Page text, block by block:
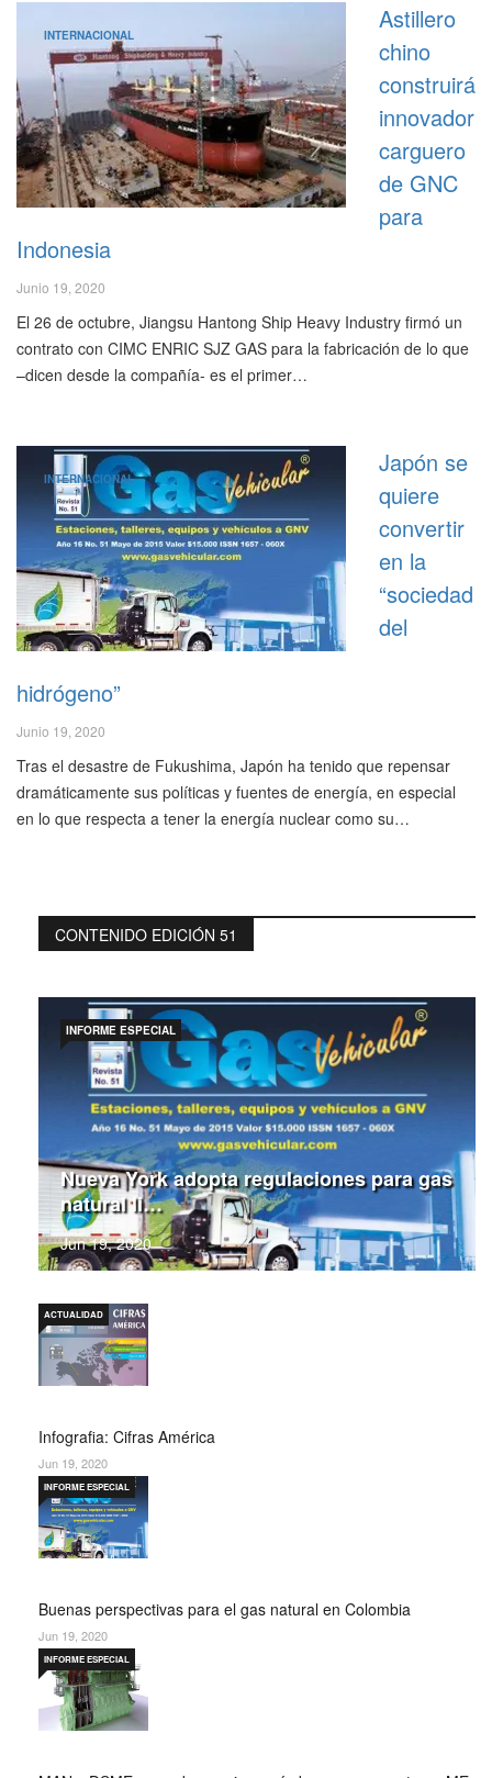
INTERNACIONAL
Astillero
chino
construirá
innovador
carguero
de GNC
para
Indonesia
Junio 19, 2020
El 26 de octubre, Jiangsu Hantong Ship Heavy Industry firmó un
contrato con CIMC ENRIC SJZ GAS para la fabricación de lo que
–dicen desde la compañía- es el primer…
INTERNACIONAL
Japón se
quiere
convertir
en la
“sociedad
del
hidrógeno”
Junio 19, 2020
Tras el desastre de Fukushima, Japón ha tenido que repensar
dramáticamente sus políticas y fuentes de energía, en especial
en lo que respecta a tener la energía nuclear como su…
CONTENIDO EDICIÓN 51
Nueva York adopta regulaciones para gas
natural li…
Jun 19, 2020
INFORME ESPECIAL
Infografia: Cifras América
ACTUALIDAD
Jun 19, 2020
Buenas perspectivas para el gas natural en Colombia
INFORME ESPECIAL
Jun 19, 2020
INFORME ESPECIAL